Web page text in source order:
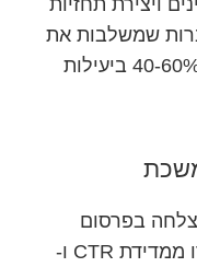
ויצירת תחזיות
שמשלבות את
הכלים האלה רואות שיפור של 40-60% ביעילות
בפרסום
ממומן. החברות המובילות עברו ממדידת CTR ו-